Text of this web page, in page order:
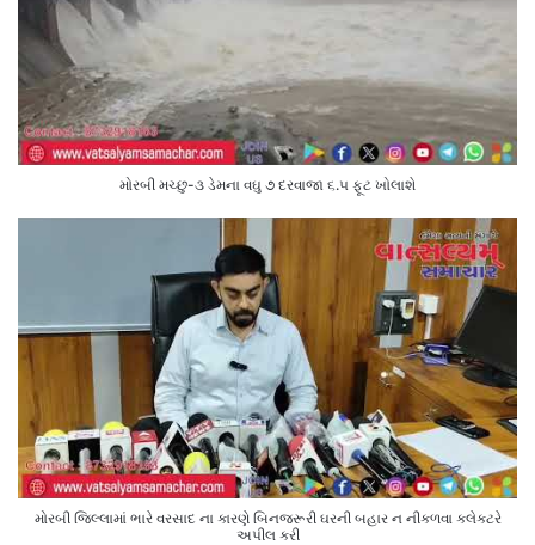
મોરબી મચ્છુ-૩ ડેમના વઘુ ૭ દરવાજા ૬.૫ ફૂટ ખોલાશે
મોરબી જિલ્લામાં ભારે વરસાદ ના કારણે બિનજરૂરી ઘરની બહાર ન નીકળવા કલેક્ટરે
અપીલ કરી